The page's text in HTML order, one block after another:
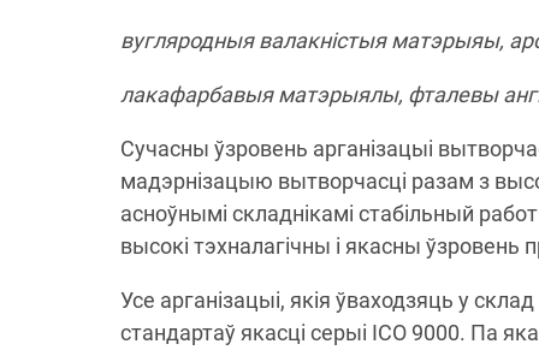
вугляродныя валакністыя матэрыяы,
лакафарбавыя матэрыялы, фталевы
Сучасны ўзровень арганізацыі
мадэрнізацыю вытворчасці разам з
асноўнымі складнікамі стабільный
высокі тэхналагічны і якасны ўзровень
Усе арганізацыі, якія ўваходзяць у
стандартаў якасці серыі ІСО 9000. Па